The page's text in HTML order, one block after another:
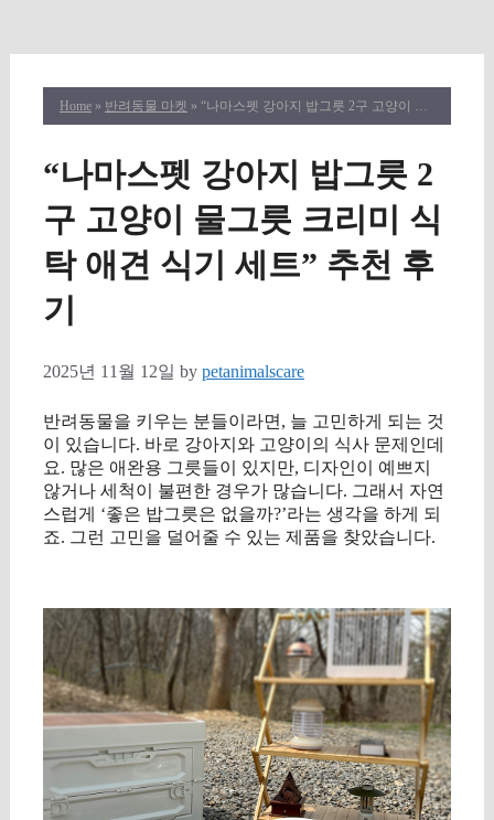
Home » 반려동물 마켓 » “나마스펫 강아지 밥그릇 2구 고양이 물그릇 크리미 식탁 애견 식기 세트” 추천 후기
“나마스펫 강아지 밥그릇 2
구 고양이 물그릇 크리미 식
탁 애견 식기 세트” 추천 후
기
2025년 11월 12일 by petanimalscare
반려동물을 키우는 분들이라면, 늘 고민하게 되는 것
이 있습니다. 바로 강아지와 고양이의 식사 문제인데
요. 많은 애완용 그릇들이 있지만, 디자인이 예쁘지
않거나 세척이 불편한 경우가 많습니다. 그래서 자연
스럽게 ‘좋은 밥그릇은 없을까?’라는 생각을 하게 되
죠. 그런 고민을 덜어줄 수 있는 제품을 찾았습니다.